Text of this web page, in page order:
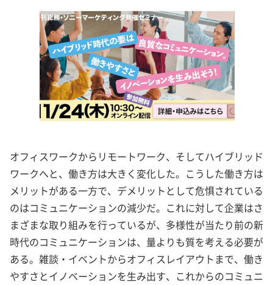
オフィスワークからリモートワーク、そしてハイブリッド
ワークへと、働き方は大きく変化した。こうした働き方は
メリットがある一方で、デメリットとして危惧されている
のはコミュニケーションの減少だ。これに対して企業はさ
まざまな取り組みを行っているが、多様性が当たり前の新
時代のコミュニケーションは、量よりも質を考える必要が
ある。雑談・イベントからオフィスレイアウトまで、働き
やすさとイノベーションを生み出す、これからのコミュニ